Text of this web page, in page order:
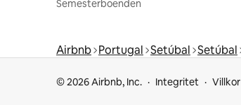
Semesterboenden
Airbnb Portugal Setúbal Setúbal
© 2026 Airbnb, Inc. Integritet Villkor